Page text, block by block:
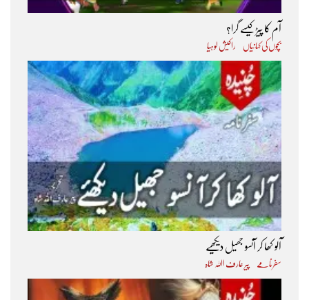
آم کا پیڑ کیسے گرا؟
بچوں کی کہانیاں راکیش لوہیا
آلو کھا کر آنسو جھیل دیکھیے
سفرنامے پیر عارف اﷲ شاہ